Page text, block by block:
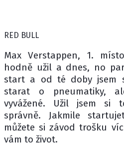
RED BULL
Max Verstappen, 1.
hodně užil a dnes, no
start a od té doby jsem
starat o pneumatiky,
vyvážené. Užil jsem si
správně. Jakmile
můžete si závod trošku
vám to život.